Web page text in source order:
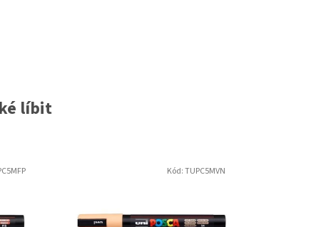
líbit
Kód:TUPC5MVN